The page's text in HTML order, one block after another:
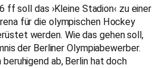
ff soll das ›Kleine Stadion‹ zu einer
für die olympischen Hockey
werden. Wie das gehen soll,
der Berliner Olympiabewerber.
beruhigend ab, Berlin hat doch